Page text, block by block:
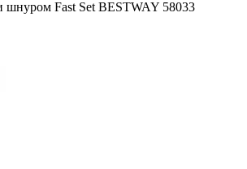
шнуром Fast Set BESTWAY 58033